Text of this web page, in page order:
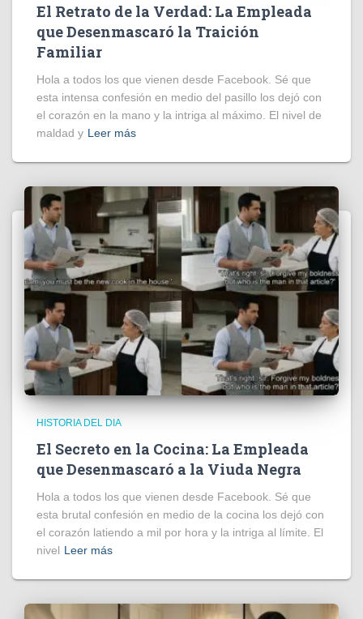
El Retrato de la Verdad: La Empleada
que Desenmascaró la Traición
Familiar
Hola a todos los que vienen desde Facebook. Sé que
esta intensa confesión en medio del pasillo los dejó con
el corazón en la mano y la intriga al máximo. El nivel de
maldad y Leer más
HISTORIA DEL DIA
El Secreto en la Cocina: La Empleada
que Desenmascaró a la Viuda Negra
Hola a todos los que vienen desde Facebook. Sé que
esta brutal confesión en medio de la cocina los dejó con
el corazón latiendo a mil por hora y la intriga al límite. El
nivel Leer más